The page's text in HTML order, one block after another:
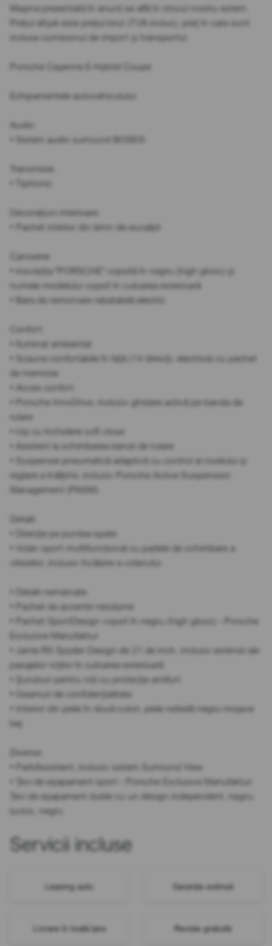
Mașina prezentată în anunț se află în stocul nostru extern.
Prețul afișat este prețul brut (TVA inclus), preț în care sunt
incluse comisionul de import și transportul.
Porsche Cayenne E-Hybrid Coupe
Echipamentele autovehiculului:
Audio:
• Sistem audio surround BOSE®
Transmisie:
• Tiptronic
Decorațiuni interioare:
• Pachet interior din lemn de eucalipt
Caroserie:
• inscripția "PORSCHE" vopsită în negru (high gloss) și
numele modelului vopsit în culoarea exterioară
• Bara de remorcare rabatabilă electric
Confort:
• Iluminat ambiental
• Scaune confortabile în față (14 direcții, electrice) cu pachet
de memorie
• Acces confort
• Porsche InnoDrive, inclusiv ghidare activă pe banda de
rulare
• Uși cu închidere soft close
• Asistent la schimbarea benzii de rulare
• Suspensie pneumatică adaptivă cu control al nivelului și
reglare a înălțimii, inclusiv Porsche Active Suspension
Management (PASM)
Detalii:
• Direcție pe puntea spate
• Volan sport multifuncțional cu padele de schimbare a
vitezelor, inclusiv încălzire a volanului
• Detalii nemarcate
• Pachet de accente neodyme
• Pachet SportDesign vopsit în negru (high gloss) - Porsche
Exclusive Manufaktur
• Jante RS Spyder Design de 21 de inch, inclusiv extensii ale
pasajelor roților în culoarea exterioară
• Șuruburi pentru roți cu protecție antifurt
• Geamuri de confidențialitate
• Interior din piele în două culori, piele netedă negru-mojave
bej
Diverse:
• ParkAssistent, inclusiv sistem Surround View
• Țevi de eșapament sport - Porsche Exclusive Manufaktur:
Țevi de eșapament duble cu un design independent, negru,
lucios, negru
Servicii incluse
Leasing auto Garanție extinsă
Livrare în toată țara Revizie gratuită